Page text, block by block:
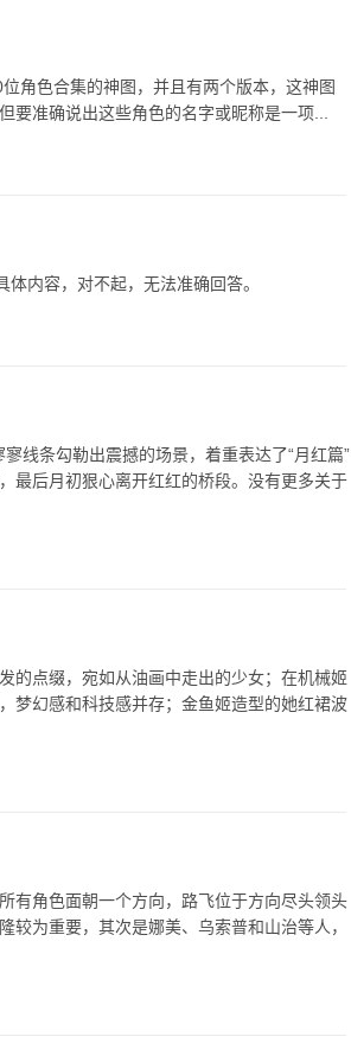
角色合集的神图，并且有两个版本，这神图
要准确说出这些角色的名字或昵称是一项...
内容，对不起，无法准确回答。
线条勾勒出震撼的场景，着重表达了“月红篇”
最后月初狠心离开红红的桥段。没有更多关于
的点缀，宛如从油画中走出的少女；在机械姬
梦幻感和科技感并存；金鱼姬造型的她红裙波
有角色面朝一个方向，路飞位于方向尽头领头
为重要，其次是娜美、乌索普和山治等人，